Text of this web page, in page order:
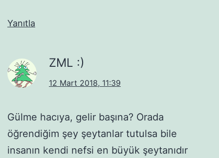
Yanıtla
ZML :)
12 Mart 2018, 11:39
Gülme hacıya, gelir başına? Orada
öğrendiğim şey şeytanlar tutulsa bile
insanın kendi nefsi en büyük şeytanıdır